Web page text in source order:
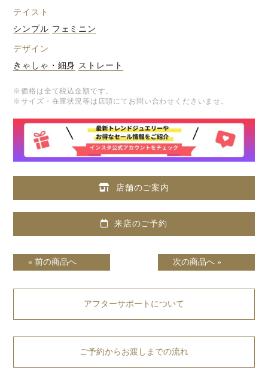
テイスト
シンプル フェミニン
デザイン
きゃしゃ・細身 ストレート
※価格は全て税込金額です。
※サイズ・在庫状況等は店頭にてお問い合わせくださいませ。
店舗のご案内
来店のご予約
« 前の商品へ 次の商品へ »
アフターサポートについて
ご予約からお渡しまでの流れ